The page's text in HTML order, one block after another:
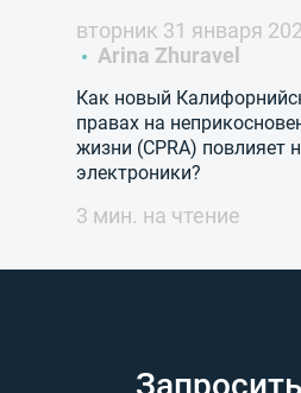
вторник 31 января
Arina Zhuravel
Как новый
правах на
жизни (CPRA) повлияет
электроники?
3 мин. на чтение